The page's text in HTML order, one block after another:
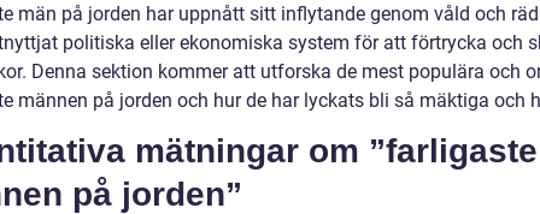
män på jorden har uppnått sitt inflytande genom våld och
politiska eller ekonomiska system för att förtrycka och
Denna sektion kommer att utforska de mest populära och
männen på jorden och hur de har lyckats bli så mäktiga och
mätningar om ”farligaste
på jorden”